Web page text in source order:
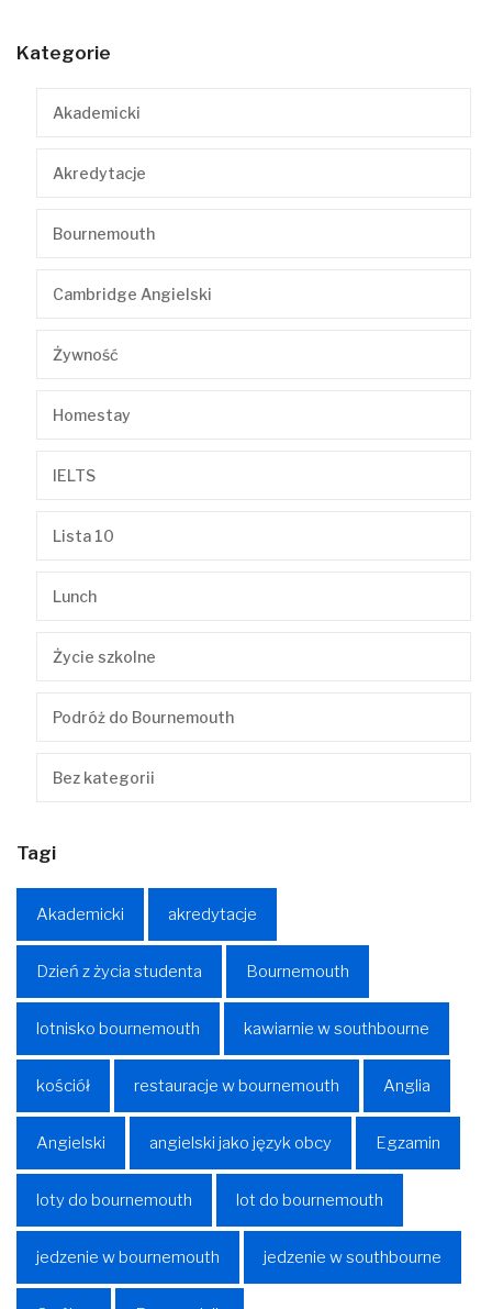
Kategorie
Akademicki
Akredytacje
Bournemouth
Cambridge Angielski
Żywność
Homestay
IELTS
Lista 10
Lunch
Życie szkolne
Podróż do Bournemouth
Bez kategorii
Tagi
Akademicki akredytacje
Dzień z życia studenta Bournemouth
lotnisko bournemouth kawiarnie w southbourne
kościół restauracje w bournemouth Anglia
Angielski angielski jako język obcy Egzamin
loty do bournemouth lot do bournemouth
jedzenie w bournemouth jedzenie w southbourne